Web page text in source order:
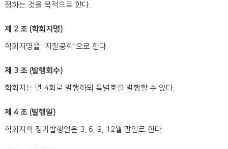
정하는 것을 목적으로 한다.
제 2 조 (학회지명)
학회지명을 "지질공학"으로 한다.
제 3 조 (발행회수)
학회지는 년 4회로 발행하되 특별호를 발행할 수 있다.
제 4 조 (발행일)
학회지의 정기발행일은 3, 6, 9, 12월 말일로 한다.